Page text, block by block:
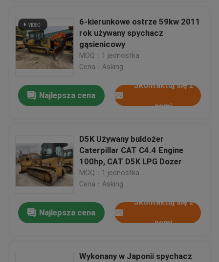
6-kierunkowe ostrze 59kw 2011
rok używany spychacz
gąsienicowy
MOQ：1 jednostka
Cena：Asking
Najlepsza cena
Skontaktuj się z
nami
D5K Używany buldożer
Caterpillar CAT C4.4 Engine
100hp, CAT D5K LPG Dozer
MOQ：1 jednostka
Cena：Asking
Najlepsza cena
Skontaktuj się z
nami
Wykonany w Japonii spychacz